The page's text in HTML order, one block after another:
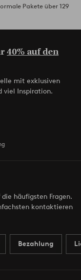
Pakete über 129
40% auf den
mit exklusiven
viel Inspiration.
häufigsten Fragen.
kontaktieren
Bezahlung